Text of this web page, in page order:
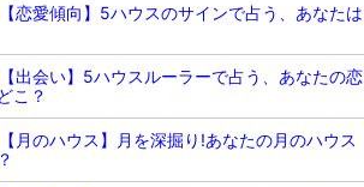
【恋愛傾向】5ハウスのサインで占う、あなたは
【出会い】5ハウスルーラーで占う、あなたの恋
こ？
【月のハウス】月を深掘り!あなたの月のハウス